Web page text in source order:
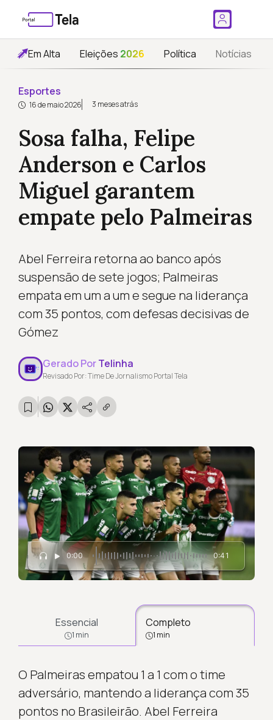
Em Alta Eleições 2026 Política Notícias
Esportes
16 de maio 2026 3 meses atrás
Sosa falha, Felipe
Anderson e Carlos
Miguel garantem
empate pelo Palmeiras
Abel Ferreira retorna ao banco após
suspensão de sete jogos; Palmeiras
empata em um a um e segue na liderança
com 35 pontos, com defesas decisivas de
Gómez
Gerado PorTelinha
Revisado Por: Time De Jornalismo Portal Tela
0:00 0:41
Essencial
1 min
Completo
1 min
O Palmeiras empatou 1 a 1 com o time
adversário, mantendo a liderança com 35
pontos no Brasileirão. Abel Ferreira